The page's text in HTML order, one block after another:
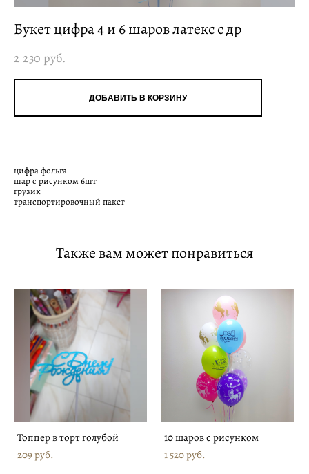
Букет цифра 4 и 6 шаров латекс с др
2 230 pуб.
ДОБАВИТЬ В КОРЗИНУ
цифра фольга
шар с рисунком 6шт
грузик
транспортировочный пакет
Также вам может понравиться
Топпер в торт голубой
209 pуб.
10 шаров с рисунком
1 520 pуб.